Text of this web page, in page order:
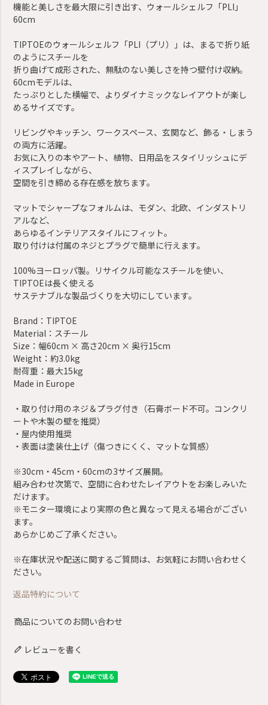
機能と美しさを最大限に引き出す、ウォールシェルフ「PLI」
60cm
TIPTOEのウォールシェルフ「PLI（プリ）」は、まるで折り紙
のようにスチールを
折り曲げて成形された、無駄のない美しさを持つ壁付け収納。
60cmモデルは、
たっぷりとした横幅で、よりダイナミックなレイアウトが楽し
めるサイズです。
リビングやキッチン、ワークスペース、玄関など、飾る・しまう
の両方に活躍。
お気に入りの本やアート、植物、日用品をスタイリッシュにデ
ィスプレイしながら、
空間を引き締める存在感を放ちます。
マットでシャープなフォルムは、モダン、北欧、インダストリ
アルなど、
あらゆるインテリアスタイルにフィット。
取り付けは付属のネジとプラグで簡単に行えます。
100%ヨーロッパ製。リサイクル可能なスチールを使い、
TIPTOEは長く使える
サステナブルな製品づくりを大切にしています。
Brand：TIPTOE
Material：スチール
Size：幅60cm × 高さ20cm × 奥行15cm
Weight：約3.0kg
耐荷重：最大15kg
Made in Europe
・取り付け用のネジ＆プラグ付き（石膏ボード不可。コンクリ
ートや木製の壁を推奨）
・屋内使用推奨
・表面は塗装仕上げ（傷つきにくく、マットな質感）
※30cm・45cm・60cmの3サイズ展開。
組み合わせ次第で、空間に合わせたレイアウトをお楽しみいた
だけます。
※モニター環境により実際の色と異なって見える場合がござい
ます。
あらかじめご了承ください。
※在庫状況や配送に関するご質問は、お気軽にお問い合わせく
ださい。
返品特約について
商品についてのお問い合わせ
レビューを書く